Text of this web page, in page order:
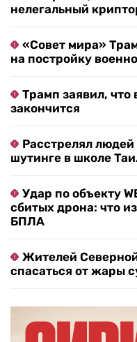
нелегальный
«Совет мира»
на постройку
Трамп заявил,
закончится
Расстрелял людей
шутинге в школе
Удар по объекту
сбитых дрона: что
БПЛА
Жителей
спасаться от жары